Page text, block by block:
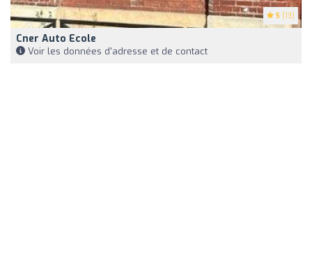
5 (13)
Cner Auto Ecole
Voir les données d'adresse et de contact